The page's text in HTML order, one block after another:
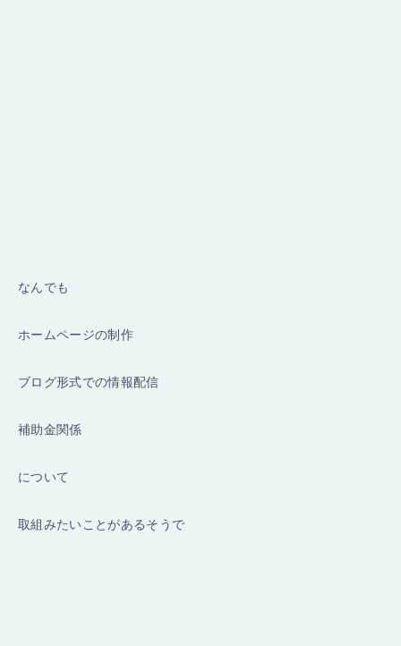
なんでも
ホームページの制作
ブログ形式での情報配信
補助金関係
について
取組みたいことがあるそうで